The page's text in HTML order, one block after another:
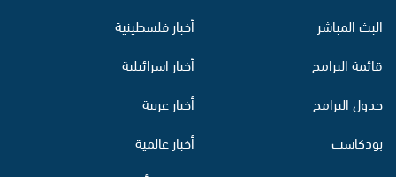
البث المباشر
قائمة البرامج
جدول البرامج
بودكاست
أخبار فلسطينية
أخبار اسرائيلية
أخبار عربية
أخبار عالمية